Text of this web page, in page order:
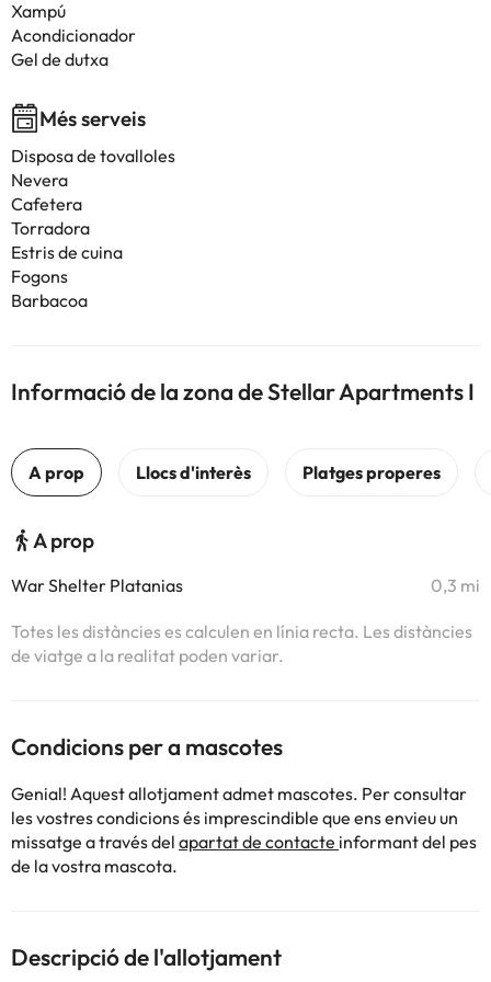
Xampú
Acondicionador
Gel de dutxa
Més serveis
Disposa de tovalloles
Nevera
Cafetera
Torradora
Estris de cuina
Fogons
Barbacoa
Informació de la zona de Stellar Apartments I
A prop
War Shelter Platanias 0,3 mi
Totes les distàncies es calculen en línia recta. Les distàncies
de viatge a la realitat poden variar.
Condicions per a mascotes
Genial! Aquest allotjament admet mascotes. Per consultar
les vostres condicions és imprescindible que ens envieu un
missatge a través del apartat de contacte informant del pes
de la vostra mascota.
Descripció de l'allotjament